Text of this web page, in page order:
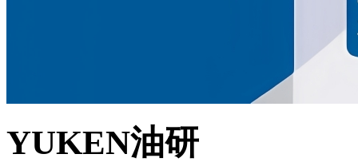
YUKEN油研